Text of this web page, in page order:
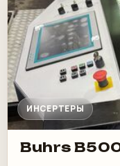
ИНСЕРТЕРЫ
Buhrs